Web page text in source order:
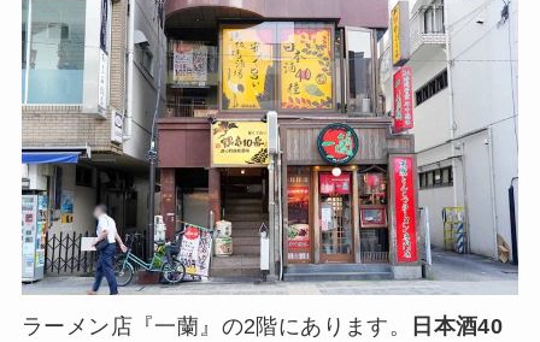
ラーメン店『一蘭』の2階にあります。
日本酒40